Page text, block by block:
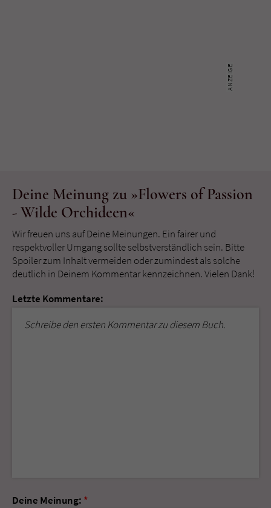
Deine Meinung zu »Flowers of Passion
- Wilde Orchideen«
Wir freuen uns auf Deine Meinungen. Ein fairer und
respektvoller Umgang sollte selbstverständlich sein. Bitte
Spoiler zum Inhalt vermeiden oder zumindest als solche
deutlich in Deinem Kommentar kennzeichnen. Vielen Dank!
Letzte Kommentare:
Schreibe den ersten Kommentar zu diesem Buch.
Deine Meinung: *